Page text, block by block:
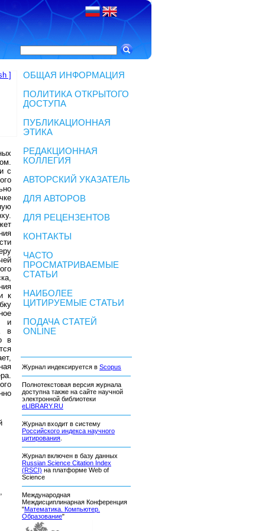
]
с
к
и
в
в
ОБЩАЯ ИНФОРМАЦИЯ
ПОЛИТИКА ОТКРЫТОГО
ДОСТУПА
ПУБЛИКАЦИОННАЯ
ЭТИКА
РЕДАКЦИОННАЯ
КОЛЛЕГИЯ
АВТОРСКИЙ УКАЗАТЕЛЬ
ДЛЯ АВТОРОВ
ДЛЯ РЕЦЕНЗЕНТОВ
КОНТАКТЫ
ЧАСТО
ПРОСМАТРИВАЕМЫЕ
СТАТЬИ
НАИБОЛЕЕ
ЦИТИРУЕМЫЕ СТАТЬИ
ПОДАЧА СТАТЕЙ
ONLINE
Журнал индексируется в Scopus
Полнотекстовая версия журнала
доступна также на сайте научной
электронной библиотеки
eLIBRARY.RU
Журнал входит в систему
Российского индекса научного
цитирования
Журнал включен в базу данных
Russian Science Citation Index
(RSCI) на платформе Web of
Science
Международная
Междисциплинарная Конференция
"Математика. Компьютер.
Образование"